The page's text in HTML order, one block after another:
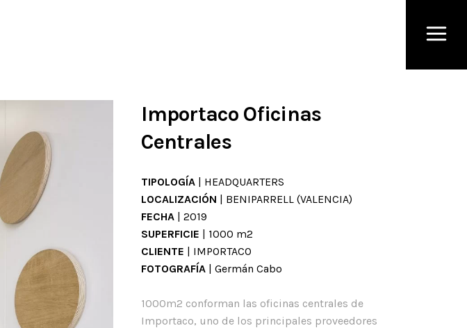
Importaco Oficinas
Centrales
TIPOLOGÍA | HEADQUARTERS
LOCALIZACIÓN | BENIPARRELL (VALENCIA)
FECHA | 2019
SUPERFICIE | 1000 m2
CLIENTE | IMPORTACO
FOTOGRAFÍA | Germán Cabo
1000m2 conforman las oficinas centrales de
Importaco, uno de los principales proveedores